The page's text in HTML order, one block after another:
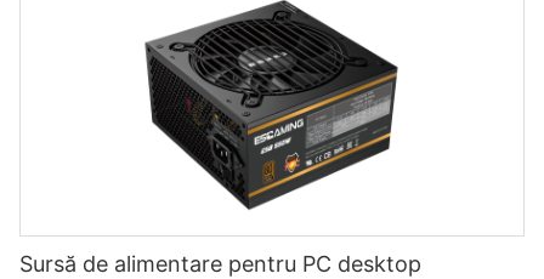
Sursă de alimentare pentru PC desktop